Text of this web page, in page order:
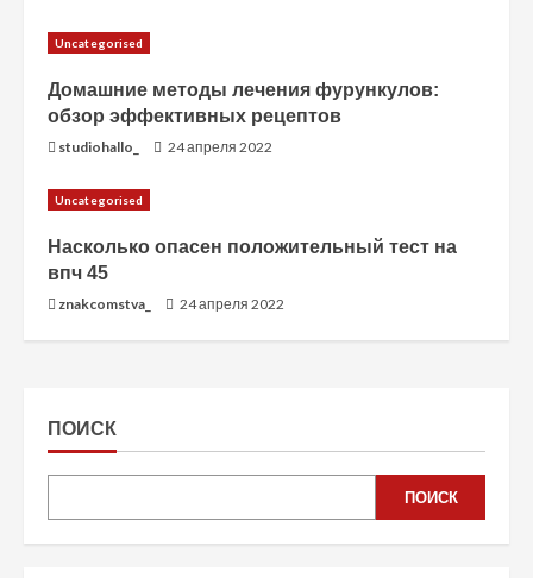
Uncategorised
Домашние методы лечения фурункулов:
обзор эффективных рецептов
studiohallo_ 24 апреля 2022
Uncategorised
Насколько опасен положительный тест на
впч 45
znakcomstva_ 24 апреля 2022
ПОИСК
ПОИСК